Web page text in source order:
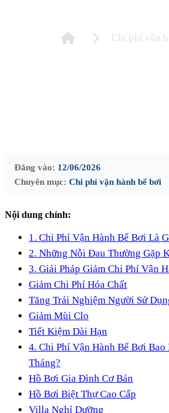
Chi phí vận
Đăng vào: 12/06/2026
Chuyên mục: Chi phí vận hành bể bơi
Nội dung chính:
1. Chi Phí Vận Hành Bể Bơi Là
2. Những Nỗi Đau Thường Gặp
3. Giải Pháp Giảm Chi Phí Vận
Giảm Chi Phí Hóa Chất
Tăng Trải Nghiệm Người Sử
Giảm Mùi Clo
Tiết Kiệm Dài Hạn
4. Chi Phí Vận Hành Bể Bơi
Tháng?
Hồ Bơi Gia Đình Cơ Bản
Hồ Bơi Biệt Thự Cao Cấp
Villa Nghỉ Dưỡng